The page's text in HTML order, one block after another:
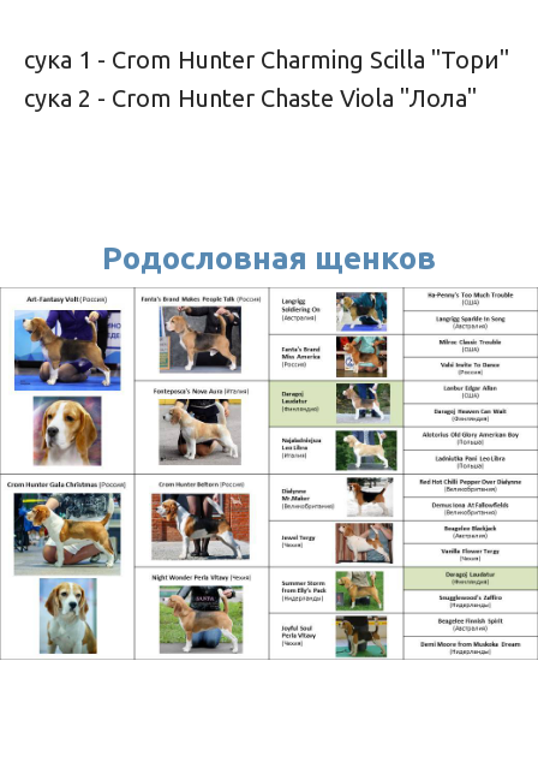
сука 1 - Crom Hunter Charming Scilla "Тори"
сука 2 - Crom Hunter Chaste Viola "Лола"
Родословная щенков